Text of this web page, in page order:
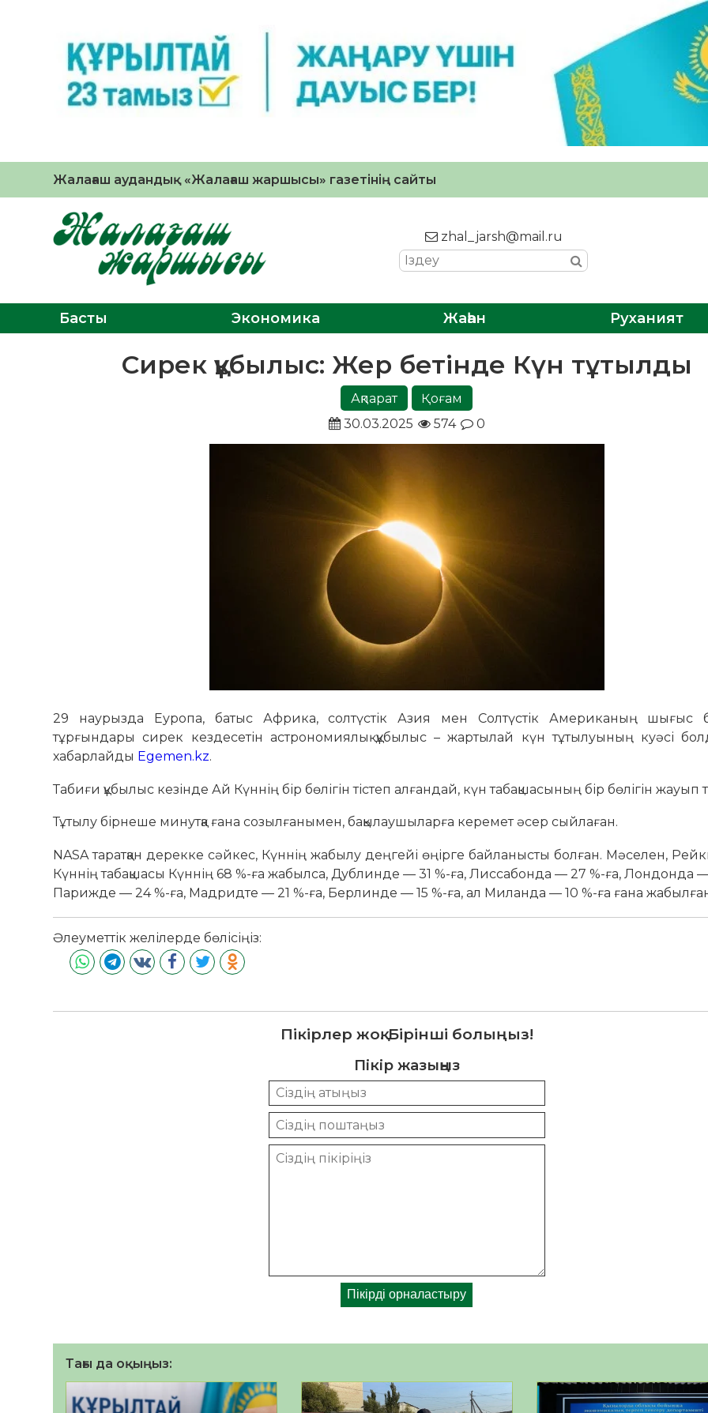
Жалағаш аудандық «Жалағаш жаршысы» газетінің сайты
zhal_jarsh@mail.ru
Басты Экономика Жаһан Руханият
Сирек құбылыс: Жер бетінде Күн тұтылды
Ақпарат
Қоғам
30.03.2025
574 0
29 наурызда Еуропа, батыс Африка, солтүстік Азия мен Солтүстік Американың шығыс
тұрғындары сирек кездесетін астрономиялық құбылыс – жартылай күн тұтылуының куәсі
хабарлайды Egemen.kz.
Табиғи құбылыс кезінде Ай Күннің бір бөлігін тістеп алғандай, күн табақшасының бір бөлігін жауып
Тұтылу бірнеше минутқа ғана созылғанымен, бақылаушыларға керемет әсер сыйлаған.
NASA таратқан дерекке сәйкес, Күннің жабылу деңгейі өңірге байланысты болған. Мәселен,
Күннің табақшасы Күннің 68 %-ға жабылса, Дублинде — 31 %-ға, Лиссабонда — 27 %-ға, Лондонда —
Парижде — 24 %-ға, Мадридте — 21 %-ға, Берлинде — 15 %-ға, ал Миланда — 10 %-ға ғана
Әлеуметтік желілерде бөлісіңіз:
Пікірлер жоқ. Бірінші болыңыз!
Пікір жазыңыз
Тағы да оқыңыз: